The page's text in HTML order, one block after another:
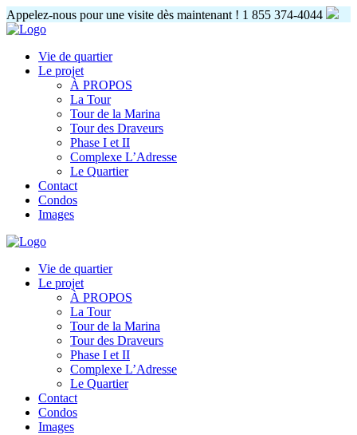
Appelez-nous pour une visite dès maintenant ! 1 855 374-4044
Vie de quartier
Le projet
À PROPOS
La Tour
Tour de la Marina
Tour des Draveurs
Phase I et II
Complexe L’Adresse
Le Quartier
Contact
Condos
Images
Vie de quartier
Le projet
À PROPOS
La Tour
Tour de la Marina
Tour des Draveurs
Phase I et II
Complexe L’Adresse
Le Quartier
Contact
Condos
Images